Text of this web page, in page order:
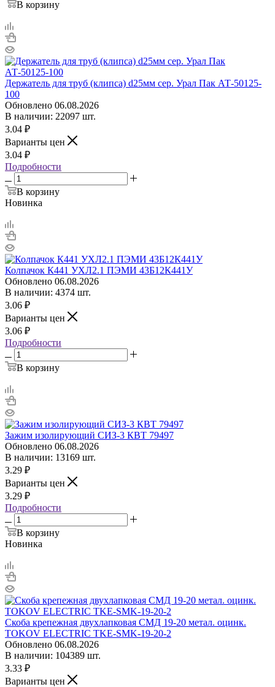
В корзину
Держатель для труб (клипса) d25мм сер. Урал Пак АТ-50125-
100
Обновлено 06.08.2026
В наличии: 22097 шт.
3.04 ₽
Варианты цен
3.04 ₽
Подробности
В корзину
Новинка
Колпачок К441 УХЛ2.1 ПЭМИ 43Б12К441У
Обновлено 06.08.2026
В наличии: 4374 шт.
3.06 ₽
Варианты цен
3.06 ₽
Подробности
В корзину
Зажим изолирующий СИЗ-3 КВТ 79497
Обновлено 06.08.2026
В наличии: 13169 шт.
3.29 ₽
Варианты цен
3.29 ₽
Подробности
В корзину
Новинка
Скоба крепежная двухлапковая СМД 19-20 метал. оцинк.
TOKOV ELECTRIC TKE-SMK-19-20-2
Обновлено 06.08.2026
В наличии: 104389 шт.
3.33 ₽
Варианты цен